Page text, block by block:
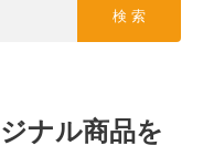
検 索
ナル商品を